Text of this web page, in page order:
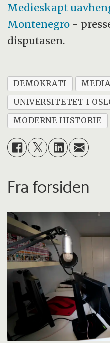
Medieskapt
Montenegro -
disputasen.
DEMOKRATI
UNIVERSITETET I
MODERNE HISTORIE
Fra forsiden